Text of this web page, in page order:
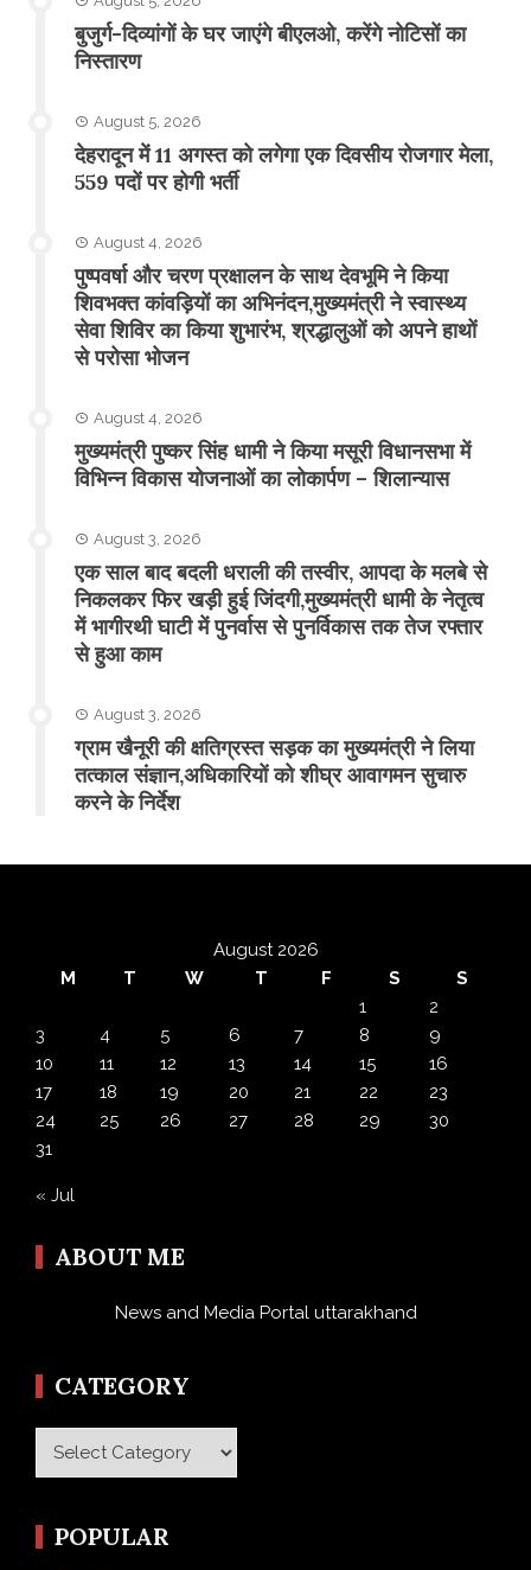
बुजुर्ग-दिव्यांगों के घर जाएंगे बीएलओ, करेंगे नोटिसों का
निस्तारण
August 5, 2026
​देहरादून में 11 अगस्त को लगेगा एक दिवसीय रोजगार मेला,
559 पदों पर होगी भर्ती
August 4, 2026
पुष्पवर्षा और चरण प्रक्षालन के साथ देवभूमि ने किया
शिवभक्त कांवड़ियों का अभिनंदन,मुख्यमंत्री ने स्वास्थ्य
सेवा शिविर का किया शुभारंभ, श्रद्धालुओं को अपने हाथों
से परोसा भोजन
August 4, 2026
मुख्यमंत्री पुष्कर सिंह धामी ने किया मसूरी विधानसभा में
विभिन्न विकास योजनाओं का लोकार्पण – शिलान्यास
August 3, 2026
एक साल बाद बदली धराली की तस्वीर, आपदा के मलबे से
निकलकर फिर खड़ी हुई जिंदगी,मुख्यमंत्री धामी के नेतृत्व
में भागीरथी घाटी में पुनर्वास से पुनर्विकास तक तेज रफ्तार
से हुआ काम
August 3, 2026
ग्राम खैनूरी की क्षतिग्रस्त सड़क का मुख्यमंत्री ने लिया
तत्काल संज्ञान,अधिकारियों को शीघ्र आवागमन सुचारु
करने के निर्देश
August 2026
M
T W T F S
S
1
2
3
4 5 6 7 8
9
10
11 12 13 14 15
16
17
18 19 20 21 22
23
24
25 26 27 28 29
30
31
« Jul
ABOUT ME
News and Media Portal uttarakhand
CATEGORY
Category
POPULAR